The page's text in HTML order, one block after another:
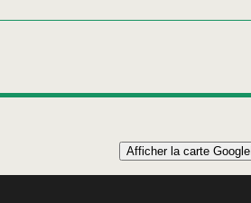
Studio 4 personnes - Le Duplex du
balcon au centre ville
Afficher la carte